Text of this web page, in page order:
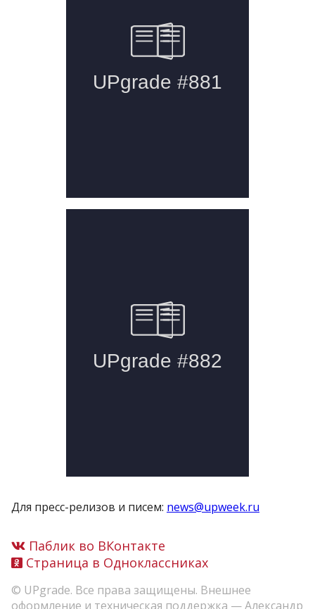
Для пресс-релизов и писем: news@upweek.ru
Паблик во ВКонтакте
Страница в Одноклассниках
© UPgrade. Все права защищены. Внешнее
оформление и техническая поддержка —Александр